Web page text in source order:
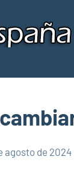
agosto de 2024